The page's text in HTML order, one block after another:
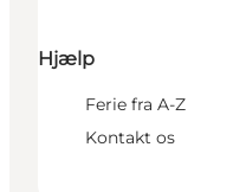
Hjælp
Ferie fra A-Z
Kontakt os